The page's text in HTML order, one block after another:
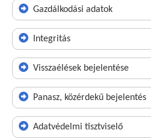
Gazdálkodási adatok
Integritás
Visszaélések bejelentése
Panasz, közérdekű bejelentés
Adatvédelmi tisztviselő